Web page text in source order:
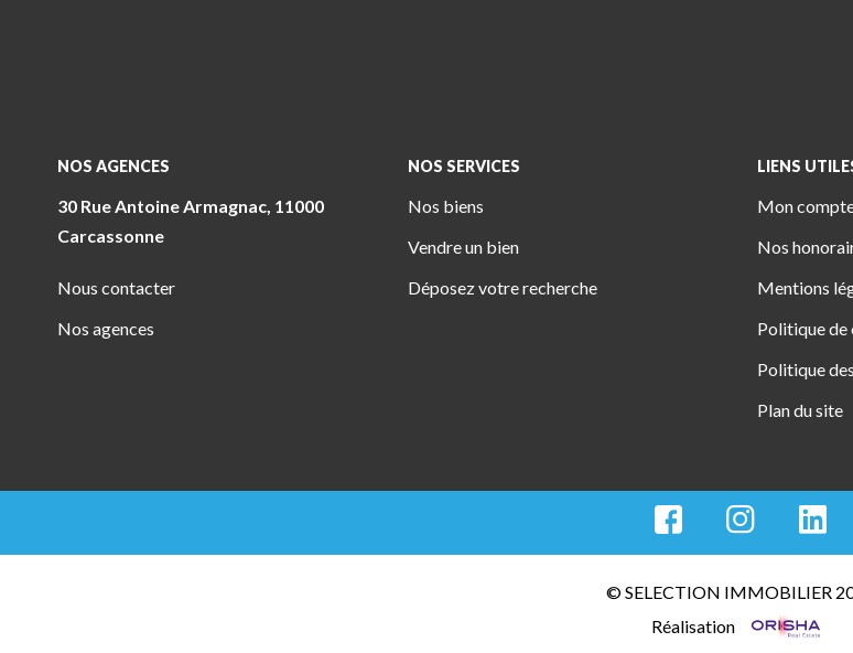
NOS AGENCES
30 Rue Antoine Armagnac, 11000
Carcassonne
Nous contacter
Nos agences
NOS SERVICES
Nos biens
Vendre un bien
Déposez votre recherche
LIENS
Mon
Nos
Mentions
Politique
Politique
Plan du site
© SELECTION IMMOBILIER
Réalisation